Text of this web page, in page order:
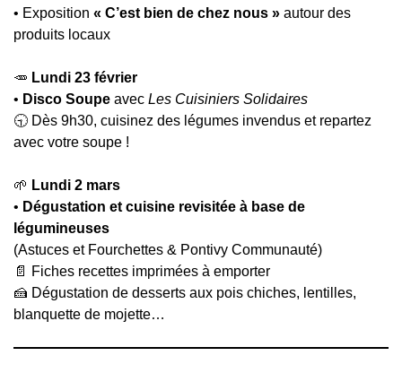
• Exposition « C’est bien de chez nous » autour des
produits locaux
🥕 Lundi 23 février
• Disco Soupe avec Les Cuisiniers Solidaires
🕤 Dès 9h30, cuisinez des légumes invendus et repartez
avec votre soupe !
🌱 Lundi 2 mars
• Dégustation et cuisine revisitée à base de
légumineuses
(Astuces et Fourchettes & Pontivy Communauté)
📄 Fiches recettes imprimées à emporter
🍰 Dégustation de desserts aux pois chiches, lentilles,
blanquette de mojette…